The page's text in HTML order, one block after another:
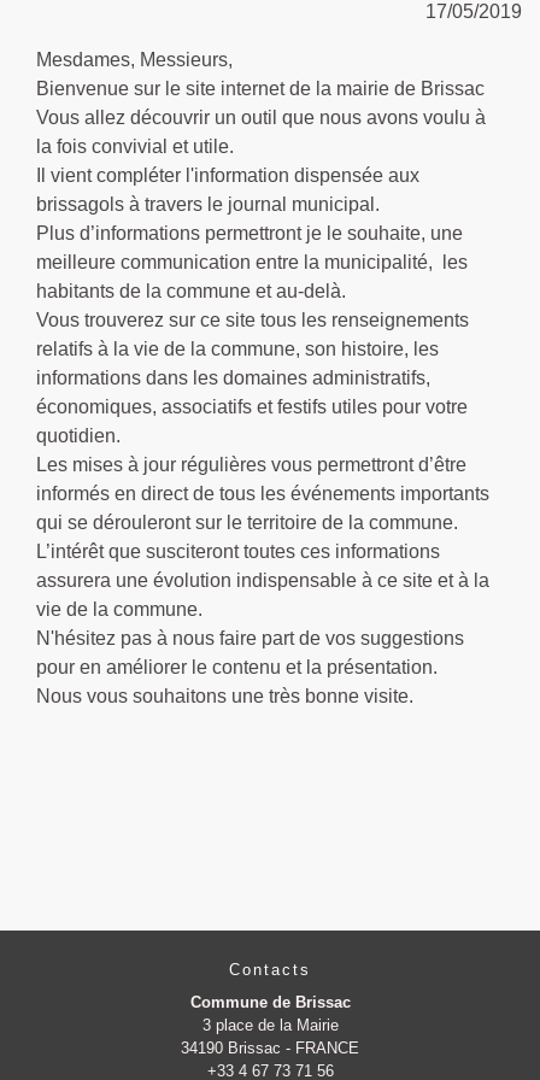
17/05/2019
Mesdames, Messieurs,
Bienvenue sur le site internet de la mairie de Brissac
Vous allez découvrir un outil que nous avons voulu à
la fois convivial et utile.
Il vient compléter l'information dispensée aux
brissagols à travers le journal municipal.
Plus d’informations permettront je le souhaite, une
meilleure communication entre la municipalité, les
habitants de la commune et au-delà.
Vous trouverez sur ce site tous les renseignements
relatifs à la vie de la commune, son histoire, les
informations dans les domaines administratifs,
économiques, associatifs et festifs utiles pour votre
quotidien.
Les mises à jour régulières vous permettront d’être
informés en direct de tous les événements importants
qui se dérouleront sur le territoire de la commune.
L’intérêt que susciteront toutes ces informations
assurera une évolution indispensable à ce site et à la
vie de la commune.
N'hésitez pas à nous faire part de vos suggestions
pour en améliorer le contenu et la présentation.
Nous vous souhaitons une très bonne visite.
Contacts
Commune de Brissac
3 place de la Mairie
34190 Brissac - FRANCE
+33 4 67 73 71 56